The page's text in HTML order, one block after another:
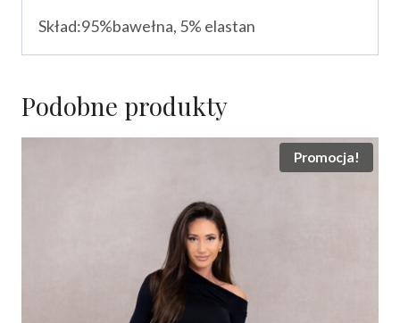
Skład:95%bawełna, 5% elastan
Podobne produkty
Promocja!